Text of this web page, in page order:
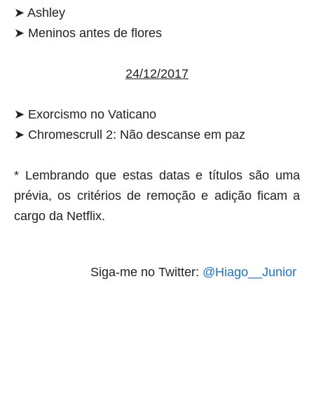
➤ Ashley
➤ Meninos antes de flores
24/12/2017
➤ Exorcismo no Vaticano
➤ Chromescrull 2: Não descanse em paz
* Lembrando que estas datas e títulos são uma
prévia, os critérios de remoção e adição ficam a
cargo da Netflix.
Siga-me no Twitter: @Hiago__Junior